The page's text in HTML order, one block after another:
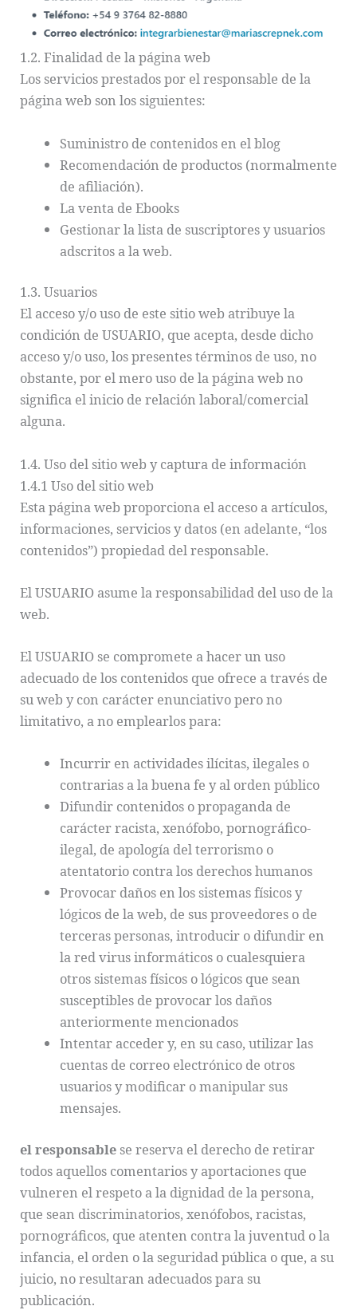
1.2. Finalidad de la página web
Los servicios prestados por el responsable de la
página web son los siguientes:
Suministro de contenidos en el blog
Recomendación de productos (normalmente
de afiliación).
La venta de Ebooks
Gestionar la lista de suscriptores y usuarios
adscritos a la web.
1.3. Usuarios
El acceso y/o uso de este sitio web atribuye la
condición de USUARIO, que acepta, desde dicho
acceso y/o uso, los presentes términos de uso, no
obstante, por el mero uso de la página web no
significa el inicio de relación laboral/comercial
alguna.
1.4. Uso del sitio web y captura de información
1.4.1 Uso del sitio web
Esta página web proporciona el acceso a artículos,
informaciones, servicios y datos (en adelante, “los
contenidos”) propiedad del responsable.
El USUARIO asume la responsabilidad del uso de la
web.
El USUARIO se compromete a hacer un uso
adecuado de los contenidos que ofrece a través de
su web y con carácter enunciativo pero no
limitativo, a no emplearlos para:
Incurrir en actividades ilícitas, ilegales o
contrarias a la buena fe y al orden público
Difundir contenidos o propaganda de
carácter racista, xenófobo, pornográfico-
ilegal, de apología del terrorismo o
atentatorio contra los derechos humanos
Provocar daños en los sistemas físicos y
lógicos de la web, de sus proveedores o de
terceras personas, introducir o difundir en
la red virus informáticos o cualesquiera
otros sistemas físicos o lógicos que sean
susceptibles de provocar los daños
anteriormente mencionados
Intentar acceder y, en su caso, utilizar las
cuentas de correo electrónico de otros
usuarios y modificar o manipular sus
mensajes.
el responsablese reserva el derecho de retirar
todos aquellos comentarios y aportaciones que
vulneren el respeto a la dignidad de la persona,
que sean discriminatorios, xenófobos, racistas,
pornográficos, que atenten contra la juventud o la
infancia, el orden o la seguridad pública o que, a su
juicio, no resultaran adecuados para su
publicación.